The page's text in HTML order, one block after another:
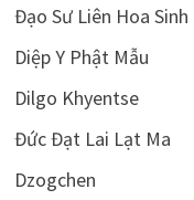
Đạo Sư Liên Hoa Sinh
Diệp Y Phật Mẫu
Dilgo Khyentse
Đức Đạt Lai Lạt Ma
Dzogchen